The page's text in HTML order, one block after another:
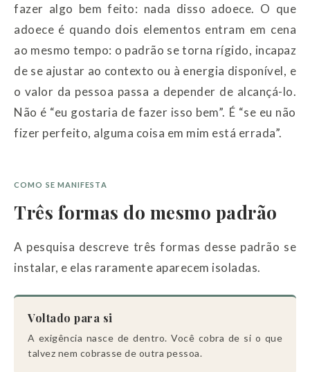
fazer algo bem feito: nada disso adoece. O que
adoece é quando dois elementos entram em cena
ao mesmo tempo: o padrão se torna rígido, incapaz
de se ajustar ao contexto ou à energia disponível, e
o valor da pessoa passa a depender de alcançá-lo.
Não é “eu gostaria de fazer isso bem”. É “se eu não
fizer perfeito, alguma coisa em mim está errada”.
COMO SE MANIFESTA
Três formas do mesmo padrão
A pesquisa descreve três formas desse padrão se
instalar, e elas raramente aparecem isoladas.
Voltado para si
A exigência nasce de dentro. Você cobra de si o que
talvez nem cobrasse de outra pessoa.